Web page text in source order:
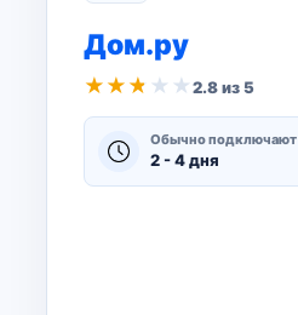
Дом.ру
★ ★ ★ ★ ★2.8 из 5
Обычно подключают
2 - 4 дня